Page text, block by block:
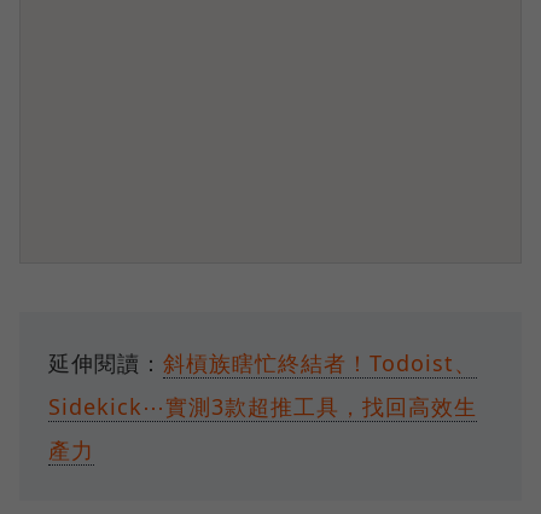
延伸閱讀： 斜槓族瞎忙終結者！Todoist、
Sidekick⋯實測3款超推工具，找回高效生
產力